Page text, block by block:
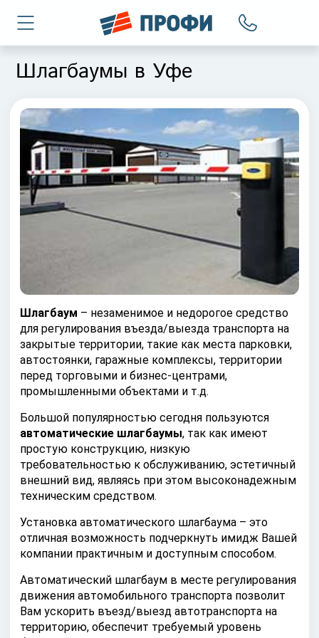
Шлагбаумы в Уфе
Шлагбаум – незаменимое и недорогое средство
для регулирования въезда/выезда транспорта на
закрытые территории, такие как места парковки,
автостоянки, гаражные комплексы, территории
перед торговыми и бизнес-центрами,
промышленными объектами и т.д.
Большой популярностью сегодня пользуются
автоматические шлагбаумы, так как имеют
простую конструкцию, низкую
требовательностью к обслуживанию, эстетичный
внешний вид, являясь при этом высоконадежным
техническим средством.
Установка автоматического шлагбаума – это
отличная возможность подчеркнуть имидж Вашей
компании практичным и доступным способом.
Автоматический шлагбаум в месте регулирования
движения автомобильного транспорта позволит
Вам ускорить въезд/выезд автотранспорта на
территорию, обеспечит требуемый уровень